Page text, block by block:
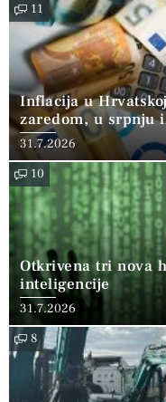
11
Inflacija u
zaredom, u srpnju
31.7.2026
10
Otkrivena tri nova
inteligencije
31.7.2026
8